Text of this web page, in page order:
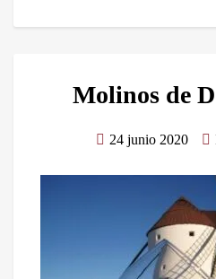
Molinos de
24 junio 2020